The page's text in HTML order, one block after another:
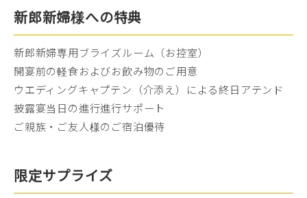
新郎新婦様への特典
新郎新婦専用ブライズルーム（お控室）
開宴前の軽食およびお飲み物のご用意
ウエディングキャプテン（介添え）による終日アテンド
披露宴当日の進行進行サポート
ご親族・ご友人様のご宿泊優待
限定サプライズ